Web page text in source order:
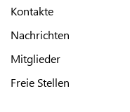
Kontakte
Nachrichten
Mitglieder
Freie Stellen